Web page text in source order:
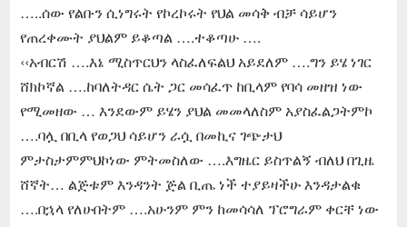
…..ሰው የልቡን ሲነግሩት የኮረኮሩት የህል መሳቅ ብቻ ሳይሆን
የጠረቀሙት ያህልም ይቆጣል ….ተቆጣሁ ….
‹‹አብርሽ ….እኔ ሚስጥርህን ላስፈለፍልህ አይደለም ….ግን ይሄ ነገር
ሸክኮኛል ….ከባለትዳር ሴት ጋር መሳፈጥ ከቢላም የባሳ መዘዝ ነው
የሚመዘው … እንደውም ይሄን ያህል መመላለስም አያስፈልጋትምኮ
….ባሏ በቢላ የወጋህ ሳይሆን ራሷ በመኪና ገጭታህ
ምታስታምምህኮነው ምትመስለው ….እግዜር ይስጥልኝ ብለህ በጊዜ
ሸኛት… ልጅቱም እንዳንት ጅል ቢጤ ነች ተያይዛችሁ እንዳታልቁ
….በኋላ የለሁበትም ….አሁንም ምን ከመሳሳለ ፕሮግራም ቀርቸ ነው